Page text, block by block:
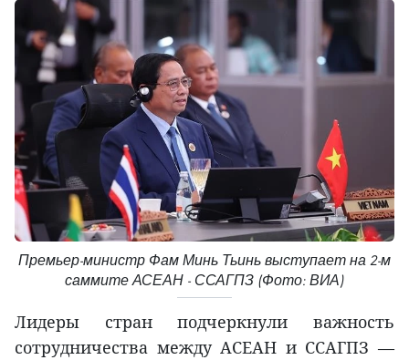
Премьер-министр Фам Минь Тьинь выступает на 2-м
саммите АСЕАН - ССАГПЗ (Фото: ВИА)
Лидеры стран подчеркнули важность
сотрудничества между АСЕАН и ССАГПЗ —